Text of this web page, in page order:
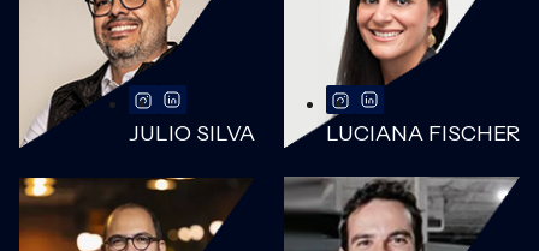
JULIO SILVA LUCIANA FISCHER